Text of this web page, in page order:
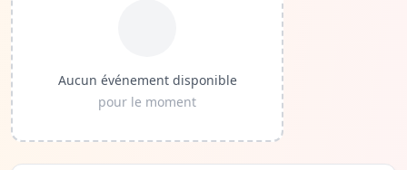
Aucun événement disponible
pour le moment